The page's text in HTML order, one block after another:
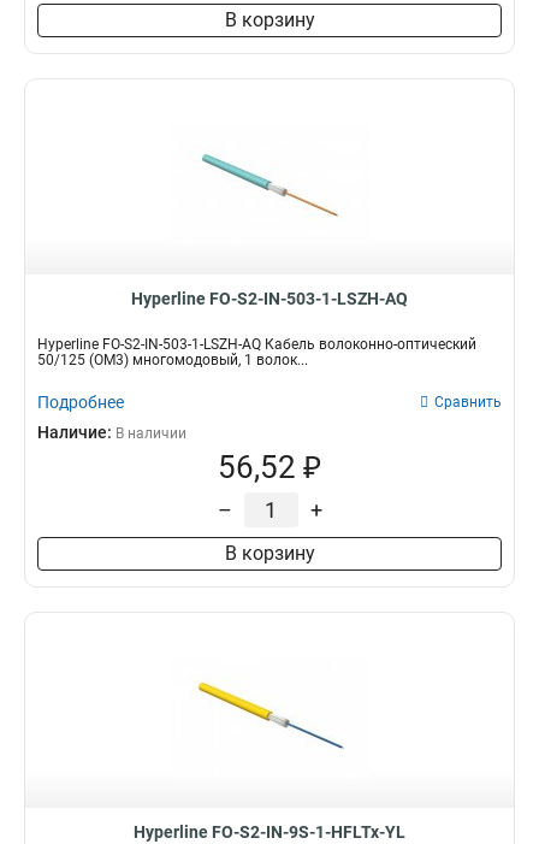
В корзину
Hyperline FO-S2-IN-503-1-LSZH-AQ
Hyperline FO-S2-IN-503-1-LSZH-AQ Кабель волоконно-оптический
50/125 (OM3) многомодовый, 1 волок...
Подробнее Сравнить
Наличие: В наличии
56,52 ₽
– +
В корзину
Hyperline FO-S2-IN-9S-1-HFLTx-YL